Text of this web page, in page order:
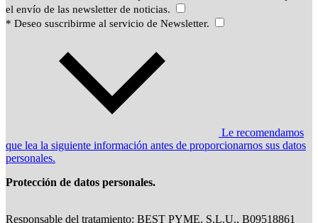
el envío de las newsletter de noticias.
* Deseo suscribirme al servicio de Newsletter.
Le recomendamos
que lea la siguiente información antes de proporcionarnos sus datos
personales.
Protección de datos personales.
Responsable del tratamiento: BEST PYME, S.L.U., B09518861